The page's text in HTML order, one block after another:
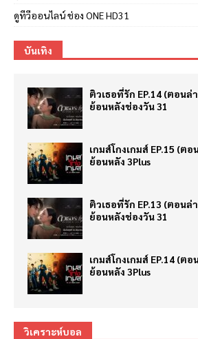
ดูทีวีออนไลน์ ช่อง ONE HD31
บันเทิง
ติวเธอที่รัก EP.14 (ตอนล่
ย้อนหลังช่องวัน 31
เกมส์โกงเกมส์ EP.15 (ต
ย้อนหลัง 3Plus
ติวเธอที่รัก EP.13 (ตอนล่
ย้อนหลังช่องวัน 31
เกมส์โกงเกมส์ EP.14 (ต
ย้อนหลัง 3Plus
วิเคราะห์บอล